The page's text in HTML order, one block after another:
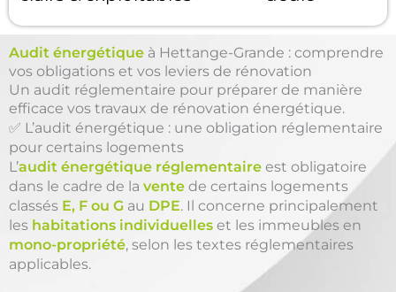
Audit énergétique à Hettange-Grande : comprendre
vos obligations et vos leviers de rénovation
Un audit réglementaire pour préparer de manière
efficace vos travaux de rénovation énergétique.
✅ L’audit énergétique : une obligation réglementaire
pour certains logements
L’audit énergétique réglementaire est obligatoire
dans le cadre de la vente de certains logements
classés E, F ou G au DPE. Il concerne principalement
les habitations individuelles et les immeubles en
mono-propriété, selon les textes réglementaires
applicables.